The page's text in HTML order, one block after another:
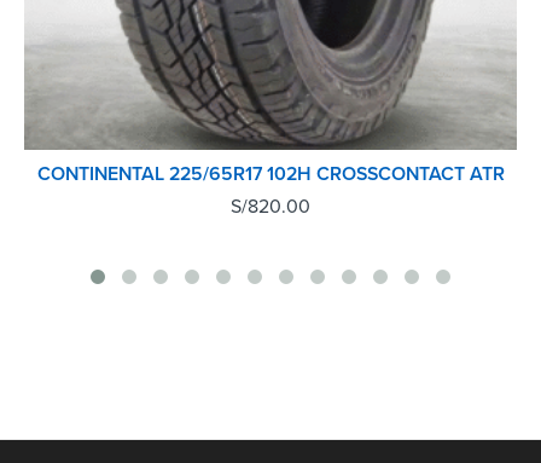
CONTINENTAL 225/65R17 102H CROSSCONTACT ATR
S/820.00